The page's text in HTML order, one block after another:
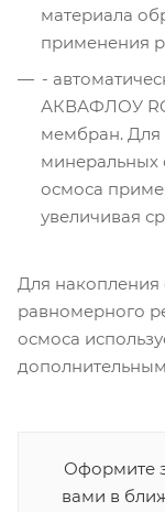
материала
применения
-
АКВАФЛОУ
мембран. Для
минеральных
осмоса
увеличивая
Для накопления
равномерного
осмоса
Оформите
вами в